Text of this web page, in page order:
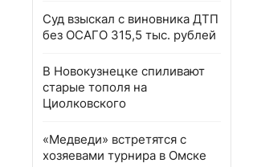
Суд взыскал с виновника ДТП
без ОСАГО 315,5 тыс. рублей
В Новокузнецке спиливают
старые тополя на
Циолковского
«Медведи» встретятся с
хозяевами турнира в Омске